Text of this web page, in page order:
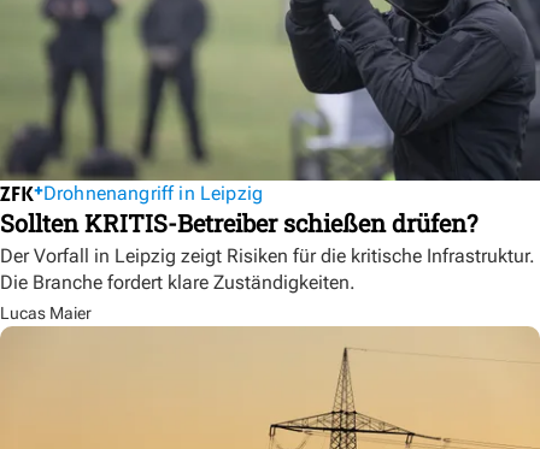
Drohnenangriff in Leipzig
Sollten KRITIS-Betreiber schießen drüfen?
Der Vorfall in Leipzig zeigt Risiken für die kritische Infrastruktur.
Die Branche fordert klare Zuständigkeiten.
Lucas Maier